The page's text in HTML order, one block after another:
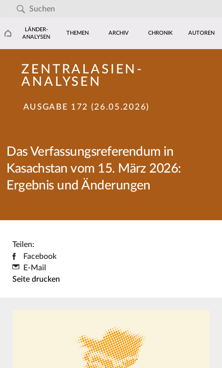
LÄNDER-
ANALYSEN
THEMEN ARCHIV CHRONIK AUTOREN
ZENTRALASIEN-
ANALYSEN
AUSGABE 172 (26.05.2026)
Das Verfassungsreferendum in
Kasachstan vom 15. März 2026:
Ergebnis und Änderungen
Teilen:
Facebook
E-Mail
Seite drucken